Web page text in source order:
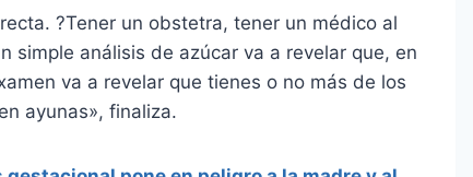
?Tener un obstetra, tener un médico al
simple análisis de azúcar va a revelar que, en
va a revelar que tienes o no más de los
ayunas», finaliza.